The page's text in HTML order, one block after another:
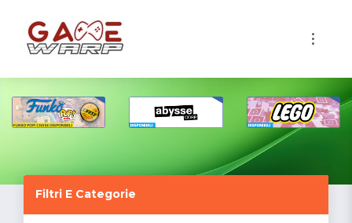
Filtri E Categorie